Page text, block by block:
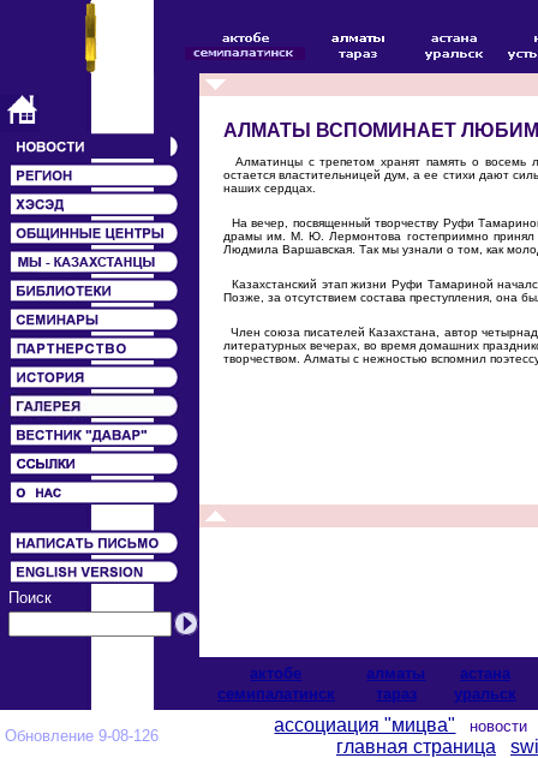
Поиск
АЛМАТЫ ВСПОМИНАЕТ
Алматинцы с трепетом хранят память о восемь
остается властительницей дум, а ее стихи дают
наших сердцах.
На вечер, посвященный творчеству Руфи
драмы им. М. Ю. Лермонтова гостеприимно принял
Людмила Варшавская. Так мы узнали о том, как
Казахстанский этап жизни Руфи Тамариной
Позже, за отсутствием состава преступления, она
Член союза писателей Казахстана, автор
литературных вечерах, во время домашних
творчеством. Алматы с нежностью вспомнил
актобе алматы
астана
cемипалатинск
тараз уральск
Обновление 9-08-126
ассоциация "мицва"
главная страница